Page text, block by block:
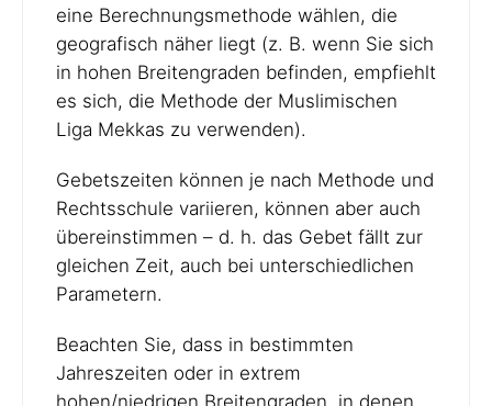
eine Berechnungsmethode wählen, die
geografisch näher liegt (z. B. wenn Sie sich
in hohen Breitengraden befinden, empfiehlt
es sich, die Methode der Muslimischen
Liga Mekkas zu verwenden).
Gebetszeiten können je nach Methode und
Rechtsschule variieren, können aber auch
übereinstimmen – d. h. das Gebet fällt zur
gleichen Zeit, auch bei unterschiedlichen
Parametern.
Beachten Sie, dass in bestimmten
Jahreszeiten oder in extrem